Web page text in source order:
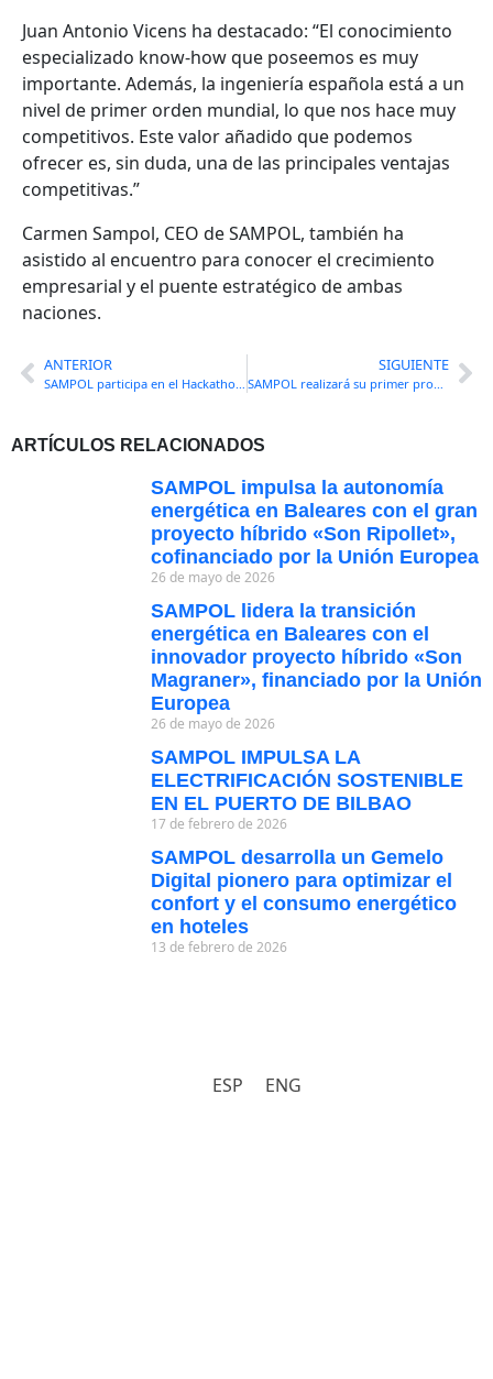
Juan Antonio Vicens ha destacado: “El conocimiento
especializado know-how que poseemos es muy
importante. Además, la ingeniería española está a un
nivel de primer orden mundial, lo que nos hace muy
competitivos. Este valor añadido que podemos
ofrecer es, sin duda, una de las principales ventajas
competitivas.”
Carmen Sampol, CEO de SAMPOL, también ha
asistido al encuentro para conocer el crecimiento
empresarial y el puente estratégico de ambas
naciones.
ANTERIOR SIGUIENTE
SAMPOL realizará su primer proyecto en Marruecos
ARTÍCULOS RELACIONADOS
SAMPOL impulsa la autonomía
energética en Baleares con el gran
proyecto híbrido «Son Ripollet»,
cofinanciado por la Unión Europea
26 de mayo de 2026
SAMPOL lidera la transición
energética en Baleares con el
innovador proyecto híbrido «Son
Magraner», financiado por la Unión
Europea
26 de mayo de 2026
SAMPOL IMPULSA LA
ELECTRIFICACIÓN SOSTENIBLE
EN EL PUERTO DE BILBAO
17 de febrero de 2026
SAMPOL desarrolla un Gemelo
Digital pionero para optimizar el
confort y el consumo energético
en hoteles
13 de febrero de 2026
ESP ENG